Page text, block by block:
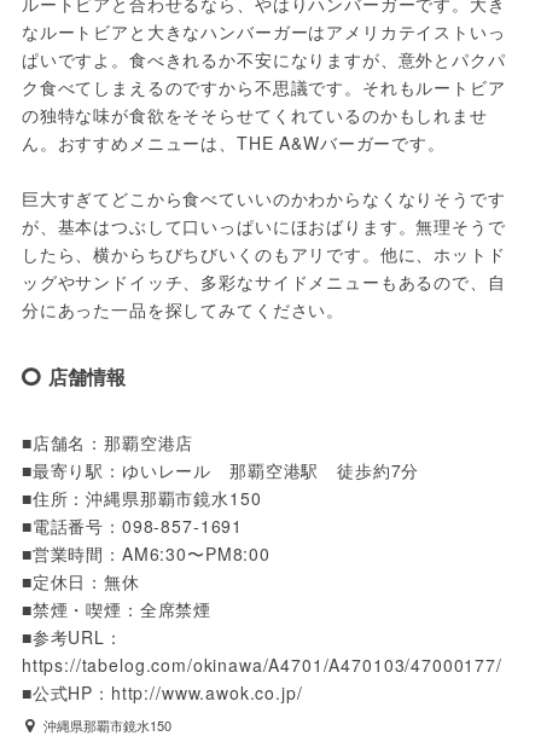
なルートビアと大きなハンバーガーはアメリカテイストいっ
ぱいですよ。食べきれるか不安になりますが、意外とパクパ
ク食べてしまえるのですから不思議です。それもルートビア
の独特な味が食欲をそそらせてくれているのかもしれませ
ん。おすすめメニューは、THE A&Wバーガーです。
巨大すぎてどこから食べていいのかわからなくなりそうです
が、基本はつぶして口いっぱいにほおばります。無理そうで
したら、横からちびちびいくのもアリです。他に、ホットド
ッグやサンドイッチ、多彩なサイドメニューもあるので、自
分にあった一品を探してみてください。
店舗情報
■店舗名：那覇空港店
■最寄り駅：ゆいレール　那覇空港駅　徒歩約7分
■住所：沖縄県那覇市鏡水150
■電話番号：098-857-1691
■営業時間：AM6:30〜PM8:00
■定休日：無休
■禁煙・喫煙：全席禁煙
■参考URL：
https://tabelog.com/okinawa/A4701/A470103/47000177/
■公式HP：http://www.awok.co.jp/
沖縄県那覇市鏡水150